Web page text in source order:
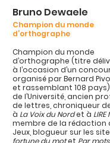
Bruno Dewaele
Champion du monde
d’orthographe
Champion du monde
d’orthographe (titre
à l’occasion d’un
organisé par Bernard
et rassemblant 108
de l’Université, ancien
de lettres, chroniqueur
à La Voix du Nordet à
membre de la rédaction
Jeux, blogueur sur les
fortune du motet Par